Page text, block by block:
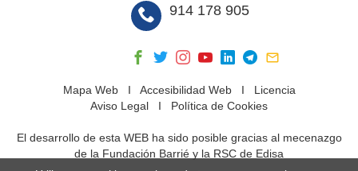
914 178 905
Mapa WebI Accesibilidad WebI Licencia
Aviso Legal I Política de Cookies
El desarrollo de esta WEB ha sido posible gracias al mecenazgo
de la Fundación Barrié y la RSC de Edisa